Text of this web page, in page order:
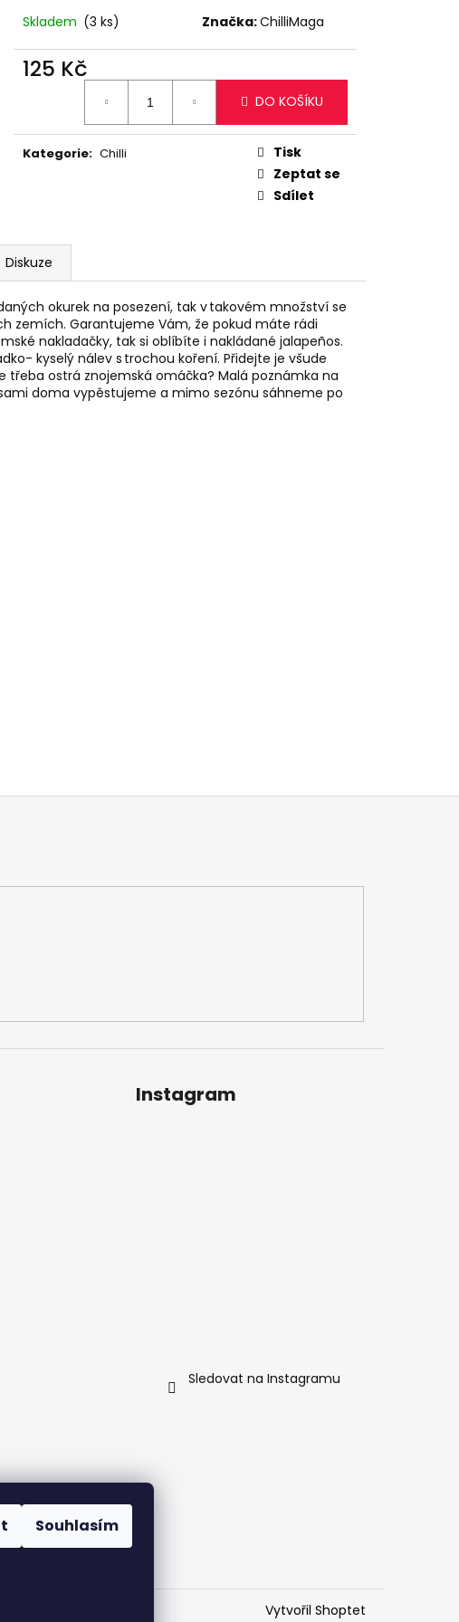
Souhlasím
Skladem (3 ks) Značka:ChilliMaga
125 Kč
DO KOŠÍKU
Kategorie: Chilli
Tisk
Zeptat se
Sdílet
Diskuze
okurek na posezení, tak v takovém množství se
zemích. Garantujeme Vám, že pokud máte rádi
nakladačky, tak si oblíbíte i nakládané jalapeños.
kyselý nálev s trochou koření. Přidejte je všude
ostrá znojemská omáčka? Malá poznámka na
doma vypěstujeme a mimo sezónu sáhneme po
870 Kč
Instagram
Sledovat na Instagramu
Vytvořil Shoptet